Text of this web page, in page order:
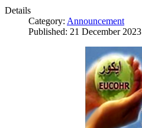
Details
Category: Announcement
Published: 21 December 2023